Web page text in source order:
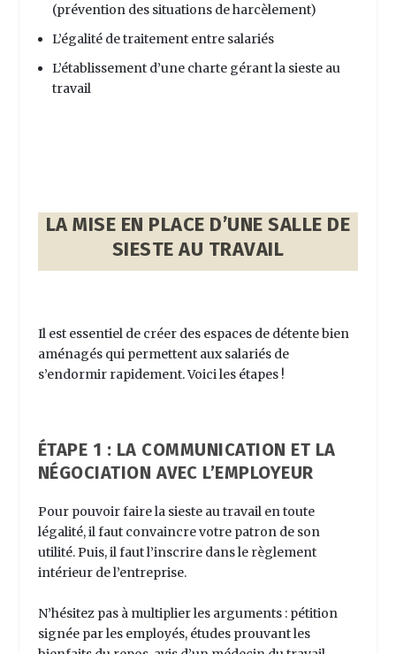
(prévention des situations de harcèlement)
L’égalité de traitement entre salariés
L’établissement d’une charte gérant la sieste au
travail
LA MISE EN PLACE D’UNE SALLE DE
SIESTE AU TRAVAIL
Il est essentiel de créer des espaces de détente bien
aménagés qui permettent aux salariés de
s’endormir rapidement. Voici les étapes !
ÉTAPE 1 : LA COMMUNICATION ET LA
NÉGOCIATION AVEC L’EMPLOYEUR
Pour pouvoir faire la sieste au travail en toute
légalité, il faut convaincre votre patron de son
utilité. Puis, il faut l’inscrire dans le règlement
intérieur de l’entreprise.
N’hésitez pas à multiplier les arguments : pétition
signée par les employés, études prouvant les